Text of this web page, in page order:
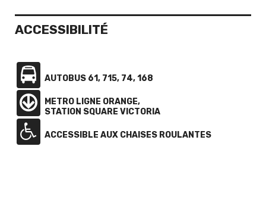
ACCESSIBILITÉ
AUTOBUS 61, 715, 74, 168
METRO LIGNE ORANGE,
STATION SQUARE VICTORIA
ACCESSIBLE AUX CHAISES ROULANTES